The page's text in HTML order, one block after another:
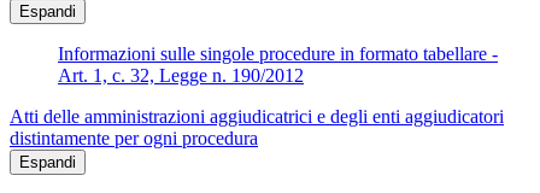
Espandi
Informazioni sulle singole procedure in formato tabellare -
Art. 1, c. 32, Legge n. 190/2012
Atti delle amministrazioni aggiudicatrici e degli enti aggiudicatori
distintamente per ogni procedura
Espandi